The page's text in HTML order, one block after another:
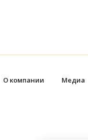
О компании Медиа